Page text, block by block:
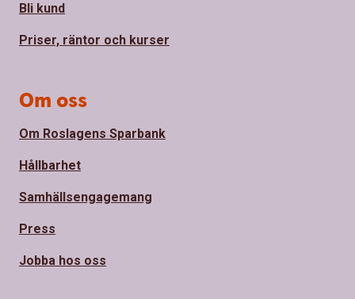
Bli kund
Priser, räntor och kurser
Om oss
Om Roslagens Sparbank
Hållbarhet
Samhällsengagemang
Press
Jobba hos oss